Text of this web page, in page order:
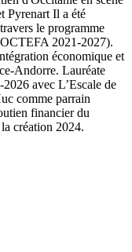
Pyrenart Il a été
le programme
2021-2027).
économique et
Andorre. Lauréate
avec L’Escale de
comme parrain
financier du
création 2024.